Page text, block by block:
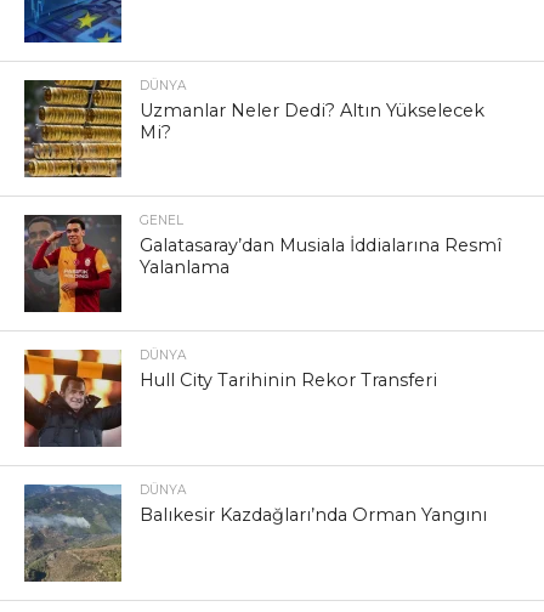
DÜNYA
Uzmanlar Neler Dedi? Altın Yükselecek
Mi?
GENEL
Galatasaray’dan Musiala İddialarına Resmî
Yalanlama
DÜNYA
Hull City Tarihinin Rekor Transferi
DÜNYA
Balıkesir Kazdağları’nda Orman Yangını